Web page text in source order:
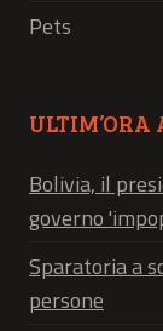
Pets
ULTIM’ORA
Bolivia, il
governo
Sparatoria a
persone